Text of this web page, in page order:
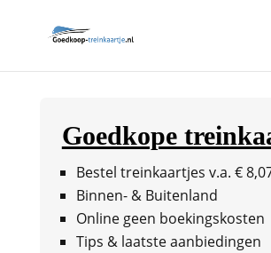
Goedkope
Bestel treinkaartjes v.a. €
Binnen- & Buitenland
Online geen boekingskosten
Tips & laatste aanbiedingen